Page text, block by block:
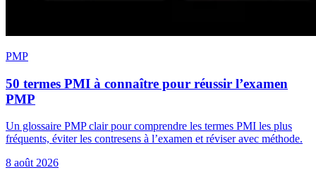
PMP
50 termes PMI à connaître pour réussir l’examen
PMP
Un glossaire PMP clair pour comprendre les termes PMI les plus
fréquents, éviter les contresens à l’examen et réviser avec méthode.
8 août 2026